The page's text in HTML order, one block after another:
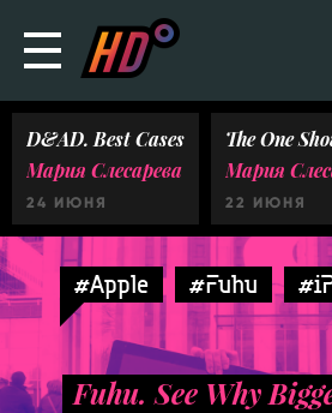
D&AD. Best Cases
Мария Слесарева
24 ИЮНЯ
The One
Мария
22 ИЮНЯ
#Apple #Fuhu
Fuhu. See Why